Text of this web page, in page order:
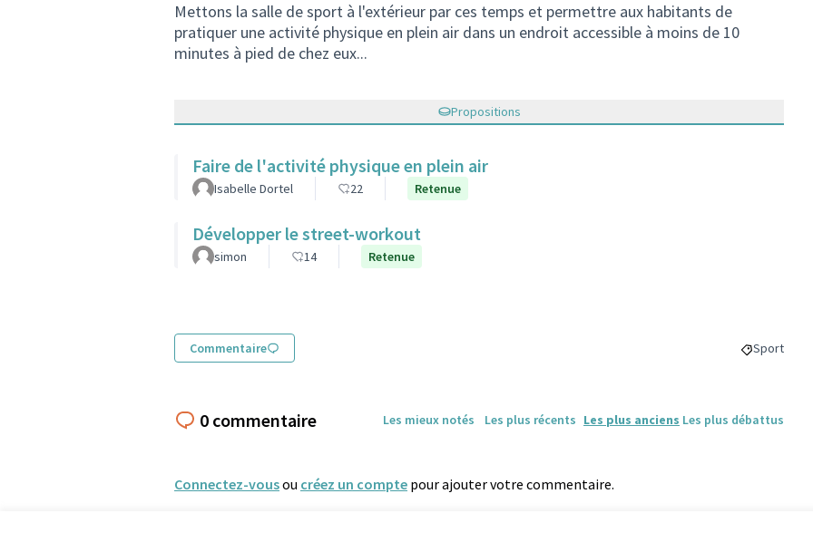
Mettons la salle de sport à l'extérieur par ces temps et permettre aux habitants de
pratiquer une activité physique en plein air dans un endroit accessible à moins de 10
minutes à pied de chez eux...
Propositions
Faire de l'activité physique en plein air
Isabelle Dortel 22 Retenue
Développer le street-workout
simon 14 Retenue
Commentaire Filtrer les
Sport
0 commentaire Les mieux notés Les plus récents Les plus anciens Les plus débattus
Connectez-vousou créez un compte pour ajouter votre commentaire.